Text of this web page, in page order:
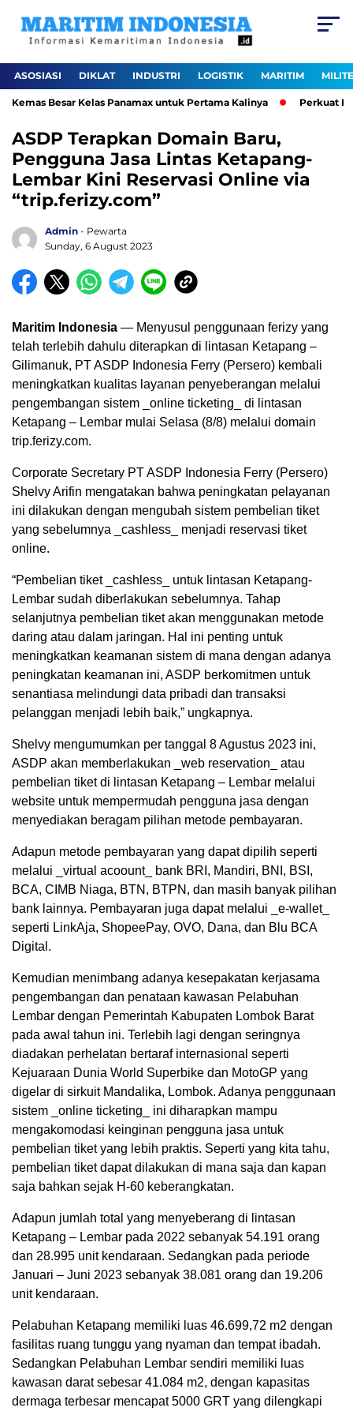
ASOSIASI DIKLAT INDUSTRI LOGISTIK MARITIM
Besar Kelas Panamax untuk Pertama Kalinya Perkuat
ASDP Terapkan Domain Baru,
Pengguna Jasa Lintas Ketapang-
Lembar Kini Reservasi Online via
“trip.ferizy.com”
Admin - Pewarta
Sunday, 6 August 2023
Maritim Indonesia — Menyusul penggunaan ferizy yang
telah terlebih dahulu diterapkan di lintasan Ketapang –
Gilimanuk, PT ASDP Indonesia Ferry (Persero) kembali
meningkatkan kualitas layanan penyeberangan melalui
pengembangan sistem _online ticketing_ di lintasan
Ketapang – Lembar mulai Selasa (8/8) melalui domain
trip.ferizy.com.
Corporate Secretary PT ASDP Indonesia Ferry (Persero)
Shelvy Arifin mengatakan bahwa peningkatan pelayanan
ini dilakukan dengan mengubah sistem pembelian tiket
yang sebelumnya _cashless_ menjadi reservasi tiket
online.
“Pembelian tiket _cashless_ untuk lintasan Ketapang-
Lembar sudah diberlakukan sebelumnya. Tahap
selanjutnya pembelian tiket akan menggunakan metode
daring atau dalam jaringan. Hal ini penting untuk
meningkatkan keamanan sistem di mana dengan adanya
peningkatan keamanan ini, ASDP berkomitmen untuk
senantiasa melindungi data pribadi dan transaksi
pelanggan menjadi lebih baik,” ungkapnya.
Shelvy mengumumkan per tanggal 8 Agustus 2023 ini,
ASDP akan memberlakukan _web reservation_ atau
pembelian tiket di lintasan Ketapang – Lembar melalui
website untuk mempermudah pengguna jasa dengan
menyediakan beragam pilihan metode pembayaran.
Adapun metode pembayaran yang dapat dipilih seperti
melalui _virtual acoount_ bank BRI, Mandiri, BNI, BSI,
BCA, CIMB Niaga, BTN, BTPN, dan masih banyak pilihan
bank lainnya. Pembayaran juga dapat melalui _e-wallet_
seperti LinkAja, ShopeePay, OVO, Dana, dan Blu BCA
Digital.
Kemudian menimbang adanya kesepakatan kerjasama
pengembangan dan penataan kawasan Pelabuhan
Lembar dengan Pemerintah Kabupaten Lombok Barat
pada awal tahun ini. Terlebih lagi dengan seringnya
diadakan perhelatan bertaraf internasional seperti
Kejuaraan Dunia World Superbike dan MotoGP yang
digelar di sirkuit Mandalika, Lombok. Adanya penggunaan
sistem _online ticketing_ ini diharapkan mampu
mengakomodasi keinginan pengguna jasa untuk
pembelian tiket yang lebih praktis. Seperti yang kita tahu,
pembelian tiket dapat dilakukan di mana saja dan kapan
saja bahkan sejak H-60 keberangkatan.
Adapun jumlah total yang menyeberang di lintasan
Ketapang – Lembar pada 2022 sebanyak 54.191 orang
dan 28.995 unit kendaraan. Sedangkan pada periode
Januari – Juni 2023 sebanyak 38.081 orang dan 19.206
unit kendaraan.
Pelabuhan Ketapang memiliki luas 46.699,72 m2 dengan
fasilitas ruang tunggu yang nyaman dan tempat ibadah.
Sedangkan Pelabuhan Lembar sendiri memiliki luas
kawasan darat sebesar 41.084 m2, dengan kapasitas
dermaga terbesar mencapat 5000 GRT yang dilengkapi